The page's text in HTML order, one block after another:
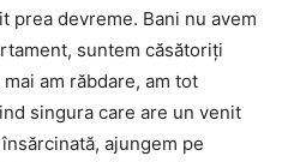
prea devreme. Bani nu avem
suntem căsătoriţi
am răbdare, am tot
singura care are un venit
ajungem pe